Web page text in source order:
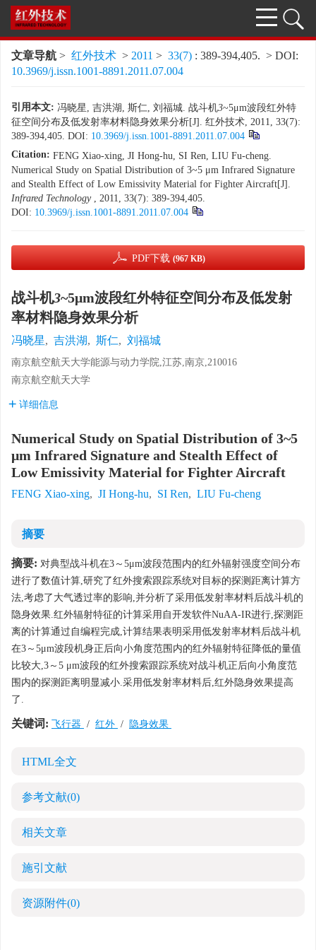
文章导航 > 红外技术 > 2011 > 33(7) : 389-394,405. > DOI:
10.3969/j.issn.1001-8891.2011.07.004
引用本文: 冯晓星, 吉洪湖, 斯仁, 刘福城. 战斗机3~5μm波段红外特
征空间分布及低发射率材料隐身效果分析[J]. 红外技术, 2011, 33(7):
389-394,405. DOI: 10.3969/j.issn.1001-8891.2011.07.004
Citation: FENG Xiao-xing, JI Hong-hu, SI Ren, LIU Fu-cheng.
Numerical Study on Spatial Distribution of 3~5 μm Infrared Signature
and Stealth Effect of Low Emissivity Material for Fighter Aircraft[J].
Infrared Technology , 2011, 33(7): 389-394,405.
DOI: 10.3969/j.issn.1001-8891.2011.07.004
PDF下载 (967 KB)
战斗机3~5μm波段红外特征空间分布及低发射
率材料隐身效果分析
冯晓星, 吉洪湖, 斯仁, 刘福城
南京航空航天大学能源与动力学院,江苏,南京,210016
南京航空航天大学
详细信息
Numerical Study on Spatial Distribution of 3~5
μm Infrared Signature and Stealth Effect of
Low Emissivity Material for Fighter Aircraft
FENG Xiao-xing, JI Hong-hu, SI Ren, LIU Fu-cheng
摘要
摘要: 对典型战斗机在3～5μm波段范围内的红外辐射强度空间分布
进行了数值计算,研究了红外搜索跟踪系统对目标的探测距离计算方
法,考虑了大气透过率的影响,并分析了采用低发射率材料后战斗机的
隐身效果.红外辐射特征的计算采用自开发软件NuAA-IR进行,探测距
离的计算通过自编程完成,计算结果表明采用低发射率材料后战斗机
在3～5μm波段机身正后向小角度范围内的红外辐射特征降低的量值
比较大,3～5 μm波段的红外搜索跟踪系统对战斗机正后向小角度范
围内的探测距离明显减小.采用低发射率材料后,红外隐身效果提高
了.
关键词: 飞行器 / 红外 / 隐身效果
HTML全文
参考文献(0)
相关文章
施引文献
资源附件(0)